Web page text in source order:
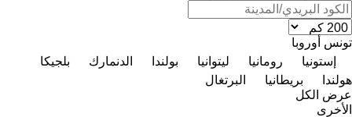
تونس أوروبا
إستونيا
رومانيا ليتوانيا بولندا الدنمارك
بلجيكا
هولندا
بريطانيا
البرتغال
عرض الكل
الأخرى